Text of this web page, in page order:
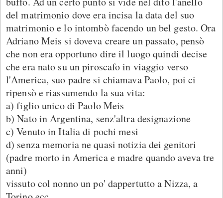
del matrimonio dove era incisa la data del suo
matrimonio e lo intombò facendo un bel gesto. Ora
Adriano Meis si doveva creare un passato, pensò
che non era opportuno dire il luogo quindi decise
che era nato su un piroscafo in viaggio verso
l'America, suo padre si chiamava Paolo, poi ci
ripensò e riassumendo la sua vita:
a) figlio unico di Paolo Meis
b) Nato in Argentina, senz'altra designazione
c) Venuto in Italia di pochi mesi
d) senza memoria ne quasi notizia dei genitori
(padre morto in America e madre quando aveva tre
anni)
vissuto col nonno un po' dappertutto a Nizza, a